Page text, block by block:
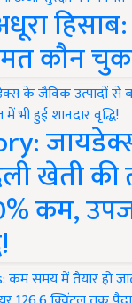
कौन
खेती की
कम,